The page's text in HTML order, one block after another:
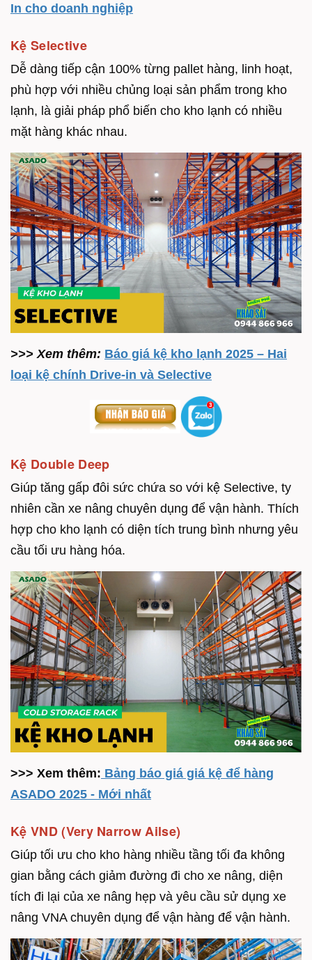
In cho doanh nghiệp
Kệ Selective
Dễ dàng tiếp cận 100% từng pallet hàng, linh hoạt,
phù hợp với nhiều chủng loại sản phẩm trong kho
lạnh, là giải pháp phổ biến cho kho lạnh có nhiều
mặt hàng khác nhau.
>>> Xem thêm: Báo giá kệ kho lạnh 2025 – Hai
loại kệ chính Drive-in và Selective
Kệ Double Deep
Giúp tăng gấp đôi sức chứa so với kệ Selective, ty
nhiên cần xe nâng chuyên dụng để vận hành. Thích
hợp cho kho lạnh có diện tích trung bình nhưng yêu
cầu tối ưu hàng hóa.
>>> Xem thêm: Bảng báo giá giá kệ để hàng
ASADO 2025 - Mới nhất
Kệ VND (Very Narrow Ailse)
Giúp tối ưu cho kho hàng nhiều tầng tối đa không
gian bằng cách giảm đường đi cho xe nâng, diện
tích đi lại của xe nâng hẹp và yêu cầu sử dụng xe
nâng VNA chuyên dụng để vận hàng để vận hành.